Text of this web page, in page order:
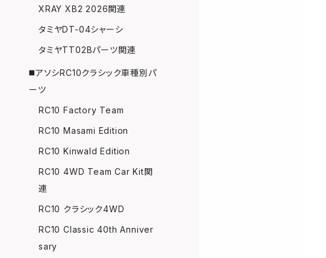
XRAY XB2 2026関連
タミヤDT-04シャーシ
タミヤTT02Bパーツ関連
◼️アソシRC10クラシック車種別パ
ーツ
RC10 Factory Team
RC10 Masami Edition
RC10 Kinwald Edition
RC10 4WD Team Car Kit関
連
RC10 クラシック4WD
RC10 Classic 40th Anniver
sary